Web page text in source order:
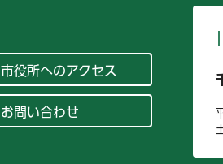
市役所へのアクセス
お問い合わせ